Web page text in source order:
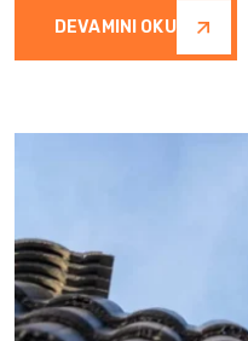
DEVAMINI OKU